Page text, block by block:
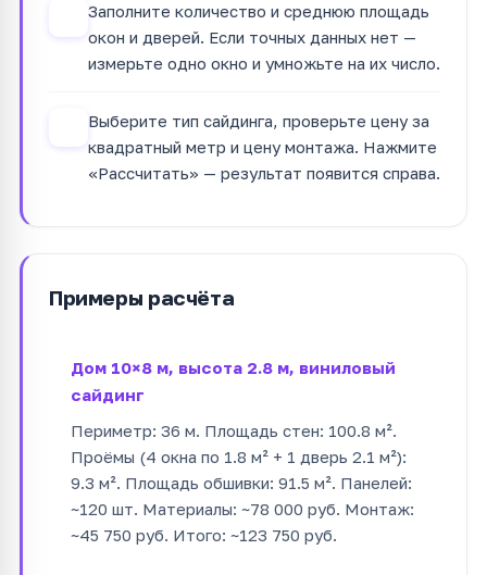
Заполните количество и среднюю площадь
окон и дверей. Если точных данных нет —
измерьте одно окно и умножьте на их число.
Выберите тип сайдинга, проверьте цену за
квадратный метр и цену монтажа. Нажмите
«Рассчитать» — результат появится справа.
Примеры расчёта
Дом 10×8 м, высота 2.8 м, виниловый
сайдинг
Периметр: 36 м. Площадь стен: 100.8 м².
Проёмы (4 окна по 1.8 м² + 1 дверь 2.1 м²):
9.3 м². Площадь обшивки: 91.5 м². Панелей:
~120 шт. Материалы: ~78 000 руб. Монтаж:
~45 750 руб. Итого: ~123 750 руб.